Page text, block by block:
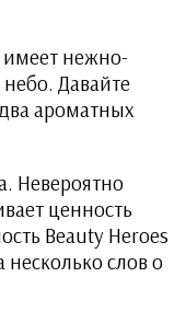
имеет нежно-
Давайте
ароматных
Невероятно
ценность
Beauty Heroes
слов о